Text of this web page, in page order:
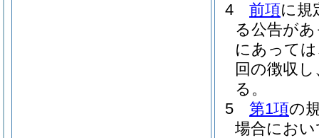
4
前項に規
る公告が
にあって
回の徴収
る。
5
第1項の
場合にお